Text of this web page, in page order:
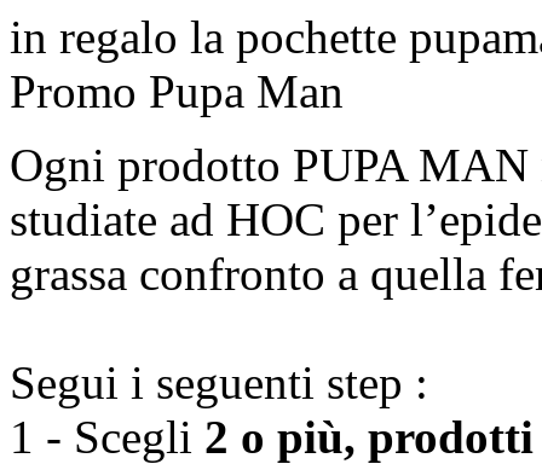
in regalo la pochette
Promo Pupa Man
Ogni prodotto PUPA MAN
studiate ad HOC per
grassa confronto a quella
Segui i seguenti step :
1 - Scegli 2 o più,